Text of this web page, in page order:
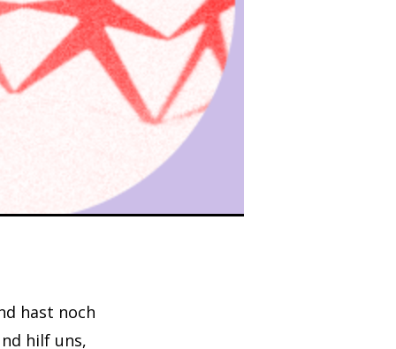
hast noch
hilf uns,